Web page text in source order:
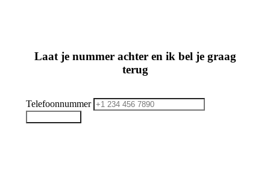
Laat je nummer achter en ik bel je graag
terug
Telefoonnummer